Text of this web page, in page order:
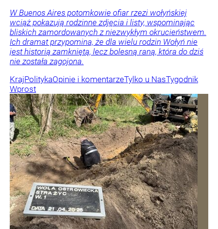
W Buenos Aires potomkowie ofiar rzezi wołyńskiej
wciąż pokazują rodzinne zdjęcia i listy, wspominając
bliskich zamordowanych z niezwykłym okrucieństwem.
Ich dramat przypomina, że dla wielu rodzin Wołyń nie
jest historią zamkniętą, lecz bolesną raną, która do dziś
nie została zagojona.
KrajPolitykaOpinie i komentarzeTylko u NasTygodnik
Wprost